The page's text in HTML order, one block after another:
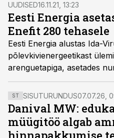
UUDISED16.11.21, 13:23
Eesti Energia
Enefit 280 tehasele
Eesti Energia alustas Ida-
põlevkivienergeetikast
arenguetapiga, asetades
tehasele ja jätkusuutliku
kontseptsioonile tervikuna.
ST SISUTURUNDUS07.07.26,
Danival MW:
müügitöö algab